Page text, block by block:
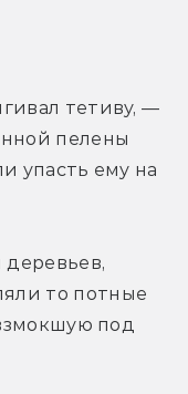
тетиву, —
пелены
упасть ему на
то потные
под